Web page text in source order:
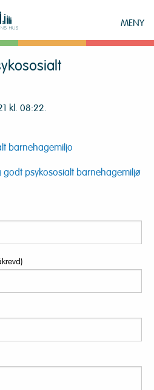
MENY
kl. 08:22.
barnehagemiljo
psykososialt barnehagemiljø